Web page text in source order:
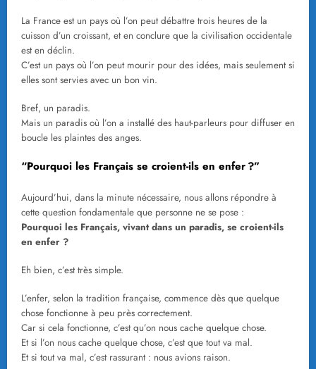
La France est un pays où l’on peut débattre trois heures de la
cuisson d’un croissant, et en conclure que la civilisation occidentale
est en déclin.
C’est un pays où l’on peut mourir pour des idées, mais seulement si
elles sont servies avec un bon vin.
Bref, un paradis.
Mais un paradis où l’on a installé des haut-parleurs pour diffuser en
boucle les plaintes des anges.
“Pourquoi les Français se croient-ils en enfer ?”
Aujourd’hui, dans la minute nécessaire, nous allons répondre à
cette question fondamentale que personne ne se pose :
Pourquoi les Français, vivant dans un paradis, se croient-ils
en enfer ?
Eh bien, c’est très simple.
L’enfer, selon la tradition française, commence dès que quelque
chose fonctionne à peu près correctement.
Car si cela fonctionne, c’est qu’on nous cache quelque chose.
Et si l’on nous cache quelque chose, c’est que tout va mal.
Et si tout va mal, c’est rassurant : nous avions raison.